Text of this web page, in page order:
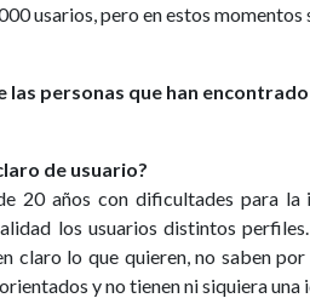
usarios, pero en estos momentos
las personas que han
de usuario?
20 años con dificultades para la
los usuarios distintos
claro lo que quieren, no saben
y no tienen ni siquiera una